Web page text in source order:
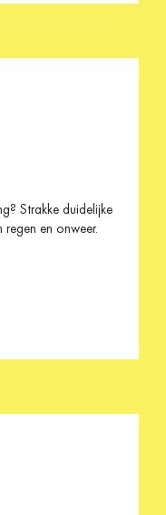
Strakke duidelijke
en onweer.